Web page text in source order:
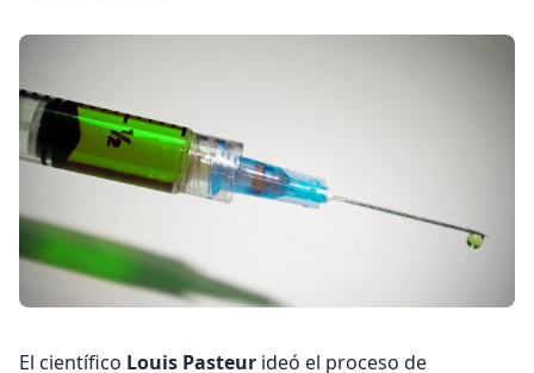
El científico Louis Pasteur ideó el proceso de